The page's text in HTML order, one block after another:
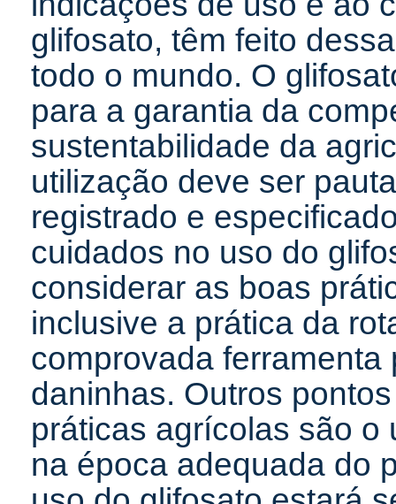
glifosato, têm feito
todo o mundo. O
para a garantia da
sustentabilidade da
utilização deve ser
registrado e
cuidados no uso do
considerar as boas
inclusive a prática da
comprovada
daninhas. Outros
práticas agrícolas são o
na época adequada do